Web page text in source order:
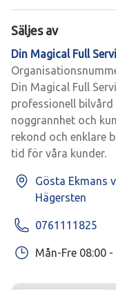
Säljes av
Din Magical Full
Din Magical Full
professionell bilvård
noggrannhet och
rekond och enklare
tid för våra kunder.
Gösta Ekmans
Hägersten
0761111825
Mån-Fre 08:00 -